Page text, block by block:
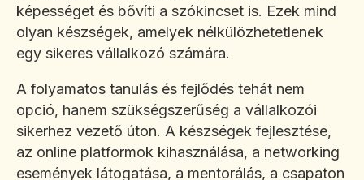
képességet és bővíti a szókincset is. Ezek mind
olyan készségek, amelyek nélkülözhetetlenek
egy sikeres vállalkozó számára.
A folyamatos tanulás és fejlődés tehát nem
opció, hanem szükségszerűség a vállalkozói
sikerhez vezető úton. A készségek fejlesztése,
az online platformok kihasználása, a networking
események látogatása, a mentorálás, a csapaton